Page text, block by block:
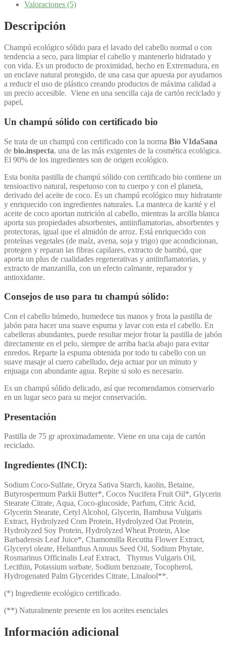
Valoraciones (5)
Descripción
Champú ecológico sólido para el lavado del cabello normal o con
tendencia a seco, para limpiar el cabello y mantenerlo hidratado y
con vida. Es un producto de proximidad, hecho en Extremadura, en
un enclave natural protegido, de una casa que apuesta por ayudarnos
a reducir el uso de plástico creando productos de máxima calidad a
un precio accesible. Viene en una sencilla caja de cartón reciclado y
papel,
Un champú sólido con certificado bio
Se trata de un champú con certificado con la norma Bio VIdaSana
de bio.inspecta, una de las más exigentes de la cosmética ecológica.
El 90% de los ingredientes son de origen ecológico.
Esta bonita pastilla de champú sólido con certificado bio contiene un
tensioactivo natural, respetuoso con tu cuerpo y con el planeta,
derivado del aceite de coco. Es un champú ecológico muy hidratante
y enriquecido con ingredientes naturales. La manteca de karité y el
aceite de coco aportan nutrición al cabello, mientras la arcilla blanca
aporta sus propiedades absorbentes, antiinflamatorias, absorbentes y
protectoras, igual que el almidón de arroz. Está enriquecido con
proteínas vegetales (de maíz, avena, soja y trigo) que acondicionan,
protegen y reparan las fibras capilares, extracto de bambú, que
aporta un plus de cualidades regenerativas y antiinflamatorias, y
extracto de manzanilla, con un efecto calmante, reparador y
antioxidante.
Consejos de uso para tu champú sólido:
Con el cabello húmedo, humedece tus manos y frota la pastilla de
jabón para hacer una suave espuma y lavar con esta el cabello. En
cabelleras abundantes, puede resultar mejor frotar la pastilla de jabón
directamente en el pelo, siempre de arriba hacia abajo para evitar
enredos. Reparte la espuma obtenida por todo tu cabello con un
suave masaje al cuero cabelludo, deja actuar por un minuto y
enjuaga con abundante agua. Repite si solo es necesario.
Es un champú sólido delicado, así que recomendamos conservarlo
en un lugar seco para su mejor conservación.
Presentación
Pastilla de 75 gr aproximadamente. Viene en una caja de cartón
reciclado.
Ingredientes (INCI):
Sodium Coco-Sulfate, Oryza Sativa Starch, kaolin, Betaine,
Butyrospermum Parkii Butter*, Cocos Nucifera Fruit Oil*, Glycerin
Stearate Citrate, Aqua, Coco-glucoside, Parfum, Citric Acid,
Glycerin Stearate, Cetyl Alcohol, Glycerin, Bambusa Vulgaris
Extract, Hydrolyzed Corn Protein, Hydrolyzed Oat Protein,
Hydrolyzed Soy Protein, Hydrolyzed Wheat Protein, Aloe
Barbadensis Leaf Juice*, Chamomilla Recutita Flower Extract,
Glyceryl oleate, Helianthus Annuus Seed Oil, Sodium Phytate,
Rosmarinus Officinalis Leaf Extract, Thymus Vulgaris Oil,
Lecithin, Potassium sorbate, Sodium benzoate, Tocopherol,
Hydrogenated Palm Glycerides Citrate, Linalool**.
(*) Ingrediente ecológico certificado.
(**) Naturalmente presente en los aceites esenciales
Información adicional